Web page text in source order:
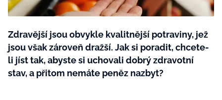
Tvoření
Rady a tipy
BurdaMedia
Extra
SVĚT ŽENY - 599 KČ
ROČNÍ PŘEDPLATNÉ SVĚT ŽENY +
SADA PRODUKTŮ MANA (10 ks)
Zdravější jsou obvykle kvalitnější potraviny, jež
jsou však zároveň dražší. Jak si poradit, chcete-
li jíst tak, abyste si uchovali dobrý zdravotní
stav, a přitom nemáte peněz nazbyt?